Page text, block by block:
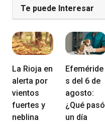
Te puede Interesar
La Rioja en
alerta por
vientos
fuertes y
neblina
Efeméride
s del 6 de
agosto:
¿Qué pasó
un día